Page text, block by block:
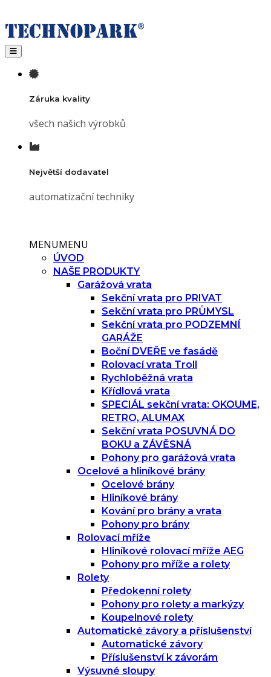
Toggle navigation
Záruka kvality
všech našich výrobků
Největší dodavatel
automatizační techniky
MENUMENU
ÚVOD
NAŠE PRODUKTY
Garážová vrata
Sekční vrata pro PRIVAT
Sekční vrata pro PRŮMYSL
Sekční vrata pro PODZEMNÍ
GARÁŽE
Boční DVEŘE ve fasádě
Rolovací vrata Troll
Rychloběžná vrata
Křídlová vrata
SPECIÁL sekční vrata: OKOUME,
RETRO, ALUMAX
Sekční vrata POSUVNÁ DO
BOKU a ZÁVĚSNÁ
Pohony pro garážová vrata
Ocelové a hliníkové brány
Ocelové brány
Hliníkové brány
Kování pro brány a vrata
Pohony pro brány
Rolovací mříže
Hliníkové rolovací mříže AEG
Pohony pro mříže a rolety
Rolety
Předokenní rolety
Pohony pro rolety a markýzy
Koupelnové rolety
Automatické závory a příslušenství
Automatické závory
Příslušenství k závorám
Výsuvné sloupy